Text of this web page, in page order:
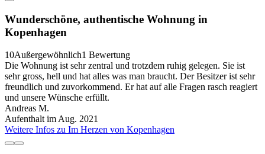
Wunderschöne, authentische Wohnung in
Kopenhagen
10Außergewöhnlich1 Bewertung
Die Wohnung ist sehr zentral und trotzdem ruhig gelegen. Sie ist
sehr gross, hell und hat alles was man braucht. Der Besitzer ist sehr
freundlich und zuvorkommend. Er hat auf alle Fragen rasch reagiert
und unsere Wünsche erfüllt.
Andreas M.
Aufenthalt im Aug. 2021
Weitere Infos zu Im Herzen von Kopenhagen